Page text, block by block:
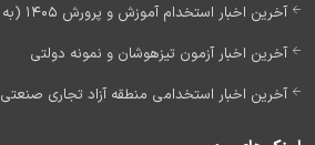
آخرین اخبار استخدام آموزش و پرورش 1405 (به زودی)
آخرین اخبار آزمون تیزهوشان و نمونه دولتی
آخرین اخبار استخدامی منطقه آزاد تجاری صنعتی 1405